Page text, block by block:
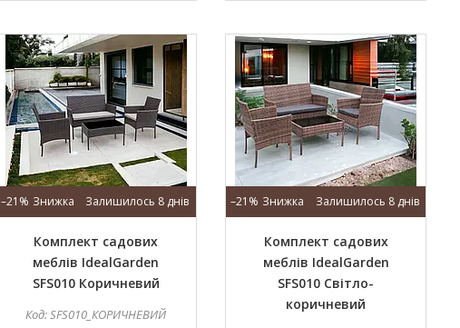
–21% Залишилось 8 днів
Комплект садових
меблів IdealGarden
SFS010 Коричневий
SFS010_КОРИЧНЕВИЙ
–21% Залишилось 8 днів
Комплект садових
меблів IdealGarden
SFS010 Світло-
коричневий